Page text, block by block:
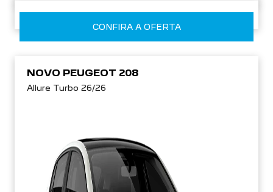
CONFIRA A OFERTA
NOVO PEUGEOT 208
Allure Turbo 26/26